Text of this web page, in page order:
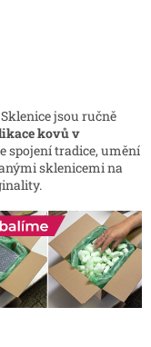
Sklenice jsou ručně
kovů v
spojení tradice, umění
sklenicemi na